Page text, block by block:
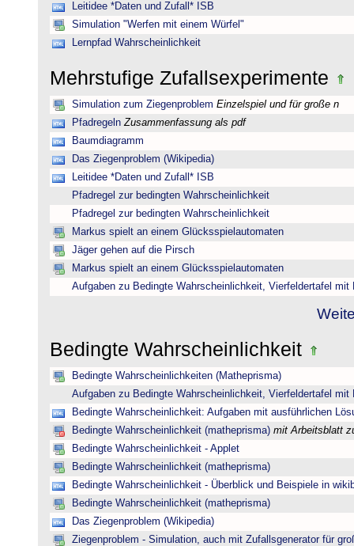
Leitidee *Daten und Zufall* ISB
Simulation "Werfen mit einem Würfel"
Lernpfad Wahrscheinlichkeit
Mehrstufige Zufallsexperimente
Simulation zum Ziegenproblem Einzelspiel und für große n
Pfadregeln Zusammenfassung als pdf
Baumdiagramm
Das Ziegenproblem (Wikipedia)
Leitidee *Daten und Zufall* ISB
Pfadregel zur bedingten Wahrscheinlichkeit
Pfadregel zur bedingten Wahrscheinlichkeit
Markus spielt an einem Glücksspielautomaten
Jäger gehen auf die Pirsch
Markus spielt an einem Glücksspielautomaten
Aufgaben zu Bedingte Wahrscheinlichkeit, Vierfeldertafel mit
Bedingte Wahrscheinlichkeit
Bedingte Wahrscheinlichkeiten (Matheprisma)
Aufgaben zu Bedingte Wahrscheinlichkeit, Vierfeldertafel mit
Bedingte Wahrscheinlichkeit: Aufgaben mit ausführlichen
Bedingte Wahrscheinlichkeit (matheprisma) mit Arbeitsblatt
Bedingte Wahrscheinlichkeit - Applet
Bedingte Wahrscheinlichkeit (matheprisma)
Bedingte Wahrscheinlichkeit - Überblick und Beispiele in
Bedingte Wahrscheinlichkeit (matheprisma)
Das Ziegenproblem (Wikipedia)
Ziegenproblem - Simulation, auch mit Zufallsgenerator für